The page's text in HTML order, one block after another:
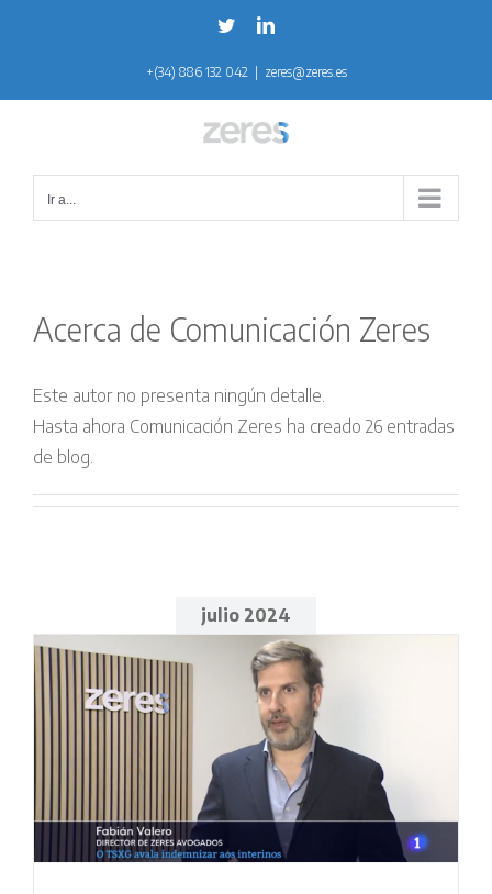
TwitterLinkedIn
+(34) 886 132 042 zeres@zeres.es
Ir a...
Acerca de Comunicación Zeres
Este autor no presenta ningún detalle.
Hasta ahora Comunicación Zeres ha creado 26 entradas
de blog.
julio 2024